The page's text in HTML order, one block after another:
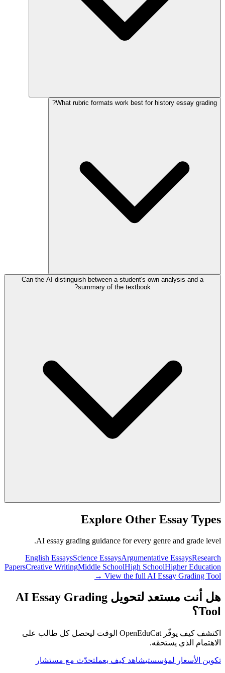
What rubric formats work best for history essay grading?
Can the AI distinguish between a student's own analysis and a
summary of the textbook?
Explore Other Essay Types
AI essay grading guidance for every genre and grade level.
English EssaysScience EssaysArgumentative EssaysResearch
PapersCreative WritingMiddle SchoolHigh SchoolHigher Education
View the full AI Essay Grading Tool →
هل أنت مستعد لتحويل AI Essay Grading
Tool؟
اكتشف كيف يوفّر OpenEduCat الوقت ليحصل كل طالب على
الاهتمام الذي يستحقه.
تكوين الأسعار لمؤسستيشاهد كيف يعملتحدّث مع مستشار